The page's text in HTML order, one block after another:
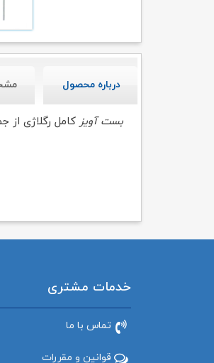
درباره محصول
بست آویز کامل رگلاژی از
خدمات مشتری
تماس با ما
قوانین و مقررات